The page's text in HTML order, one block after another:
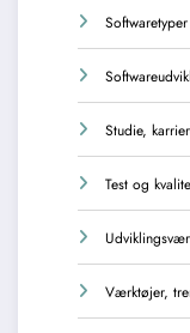
Studie,
Test og
Værktøjer,